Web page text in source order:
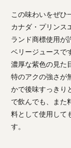
この味わいをぜひ
カナダ・プリンス
ランド商標使用が
ベリージュースで
濃厚な紫色の見た
特のアクの強さが
かで後味すっきり
で飲んでも、また
料として使用して
す。